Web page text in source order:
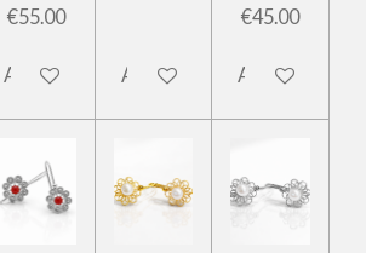
€55.00
Add to cart Add to cart
€45.00
Add to cart